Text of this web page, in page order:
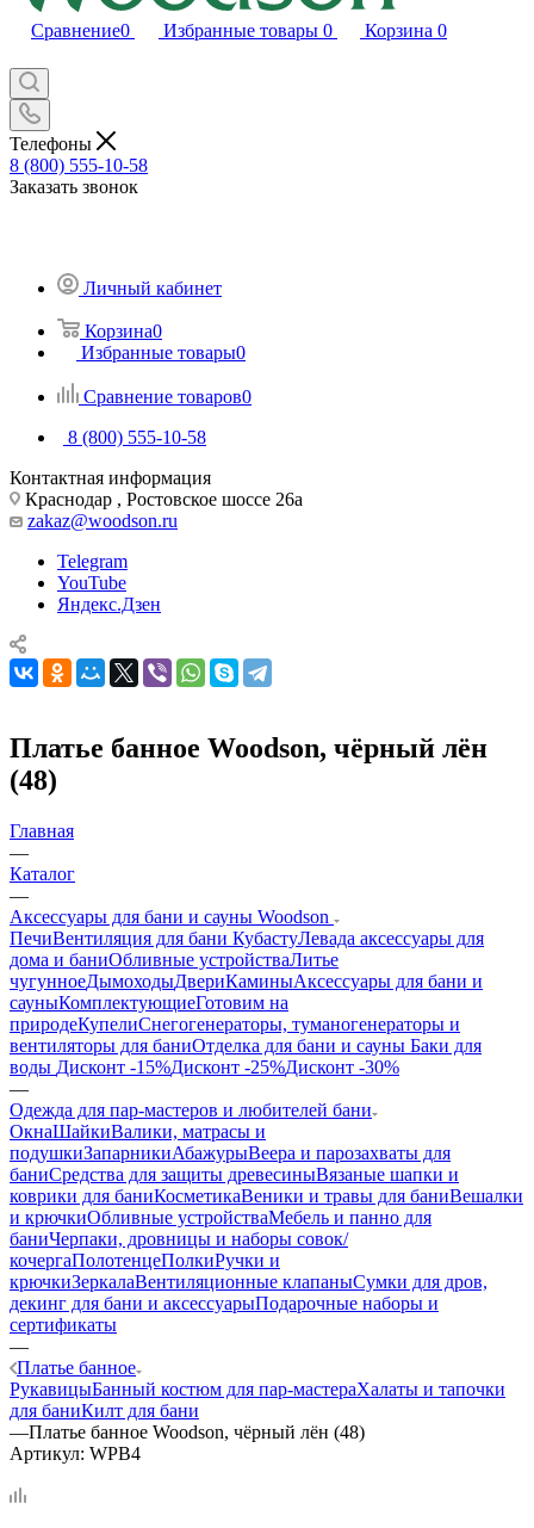
Сравнение0 Избранные товары 0 Корзина 0
Телефоны
8 (800) 555-10-58
Заказать звонок
Личный кабинет
Корзина0
Избранные товары0
Сравнение товаров0
8 (800) 555-10-58
Контактная информация
Краснодар , Ростовское шоссе 26а
zakaz@woodson.ru
Telegram
YouTube
Яндекс.Дзен
Платье банное Woodson, чёрный лён
(48)
Главная
—
Каталог
—
Аксессуары для бани и сауны Woodson
ПечиВентиляция для бани КубастуЛевада аксессуары для
дома и баниОбливные устройстваЛитье
чугунноеДымоходыДвериКаминыАксессуары для бани и
сауныКомплектующиеГотовим на
природеКупелиСнегогенераторы, туманогенераторы и
вентиляторы для баниОтделка для бани и сауны Баки для
воды Дисконт -15%Дисконт -25%Дисконт -30%
—
Одежда для пар-мастеров и любителей бани
ОкнаШайкиВалики, матрасы и
подушкиЗапарникиАбажурыВеера и парозахваты для
баниСредства для защиты древесиныВязаные шапки и
коврики для баниКосметикаВеники и травы для баниВешалки
и крючкиОбливные устройстваМебель и панно для
баниЧерпаки, дровницы и наборы совок/
кочергаПолотенцеПолкиРучки и
крючкиЗеркалаВентиляционные клапаныСумки для дров,
декинг для бани и аксессуарыПодарочные наборы и
сертификаты
—
Платье банное
РукавицыБанный костюм для пар-мастераХалаты и тапочки
для баниКилт для бани
—Платье банное Woodson, чёрный лён (48)
Артикул: WPB4